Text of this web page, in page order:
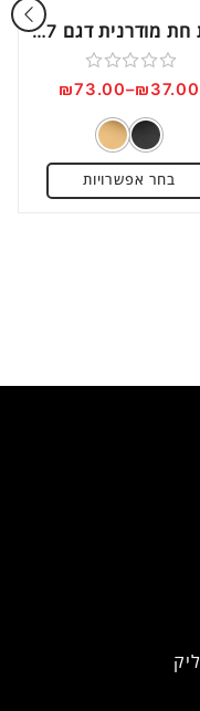
ידית חת מודרנית דגם 5527
דורג
מתוך
5
₪37.00
–
₪73.00
בחר אפשרויות